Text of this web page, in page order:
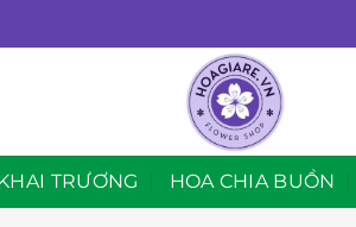
TRƯƠNG HOA CHIA BUỒN